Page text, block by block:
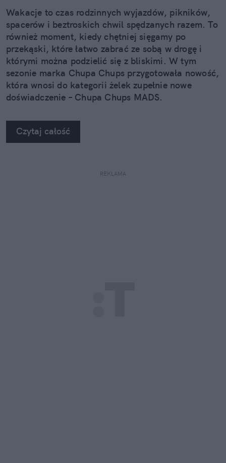
Wakacje to czas rodzinnych wyjazdów, pikników,
spacerów i beztroskich chwil spędzanych razem. To
również moment, kiedy chętniej sięgamy po
przekąski, które łatwo zabrać ze sobą w drogę i
którymi można podzielić się z bliskimi. W tym
sezonie marka Chupa Chups przygotowała nowość,
która wnosi do kategorii żelek zupełnie nowe
doświadczenie – Chupa Chups MADS.
Czytaj całość
REKLAMA